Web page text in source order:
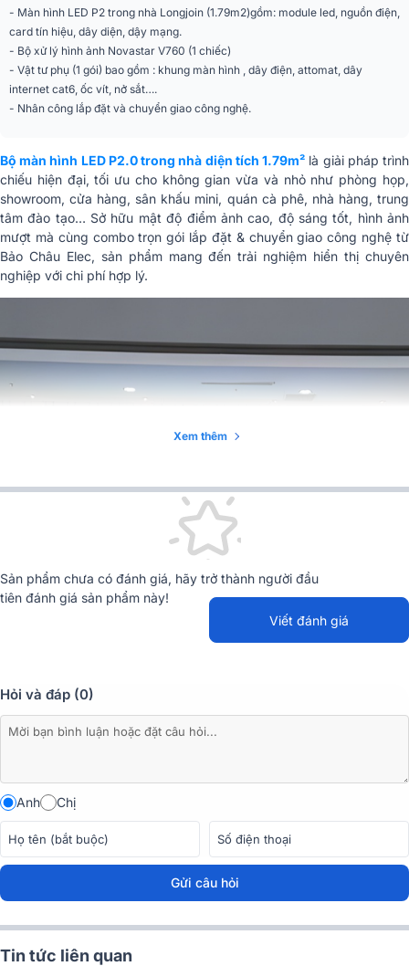
- Màn hình LED P2 trong nhà Longjoin (1.79m2)gồm: module led, nguồn điện,
card tín hiệu, dây diện, dậy mạng.
- Bộ xử lý hình ảnh Novastar V760 (1 chiếc)
- Vật tư phụ (1 gói) bao gồm : khung màn hình , dây điện, attomat, dây
internet cat6, ốc vít, nở sắt….
- Nhân công lắp đặt và chuyển giao công nghệ.
Bộ màn hình LED P2.0 trong nhà diện tích 1.79m² là giải pháp trình
chiếu hiện đại, tối ưu cho không gian vừa và nhỏ như phòng họp,
showroom, cửa hàng, sân khấu mini, quán cà phê, nhà hàng, trung
tâm đào tạo… Sở hữu mật độ điểm ảnh cao, độ sáng tốt, hình ảnh
mượt mà cùng combo trọn gói lắp đặt & chuyển giao công nghệ từ
Bảo Châu Elec, sản phẩm mang đến trải nghiệm hiển thị chuyên
nghiệp với chi phí hợp lý.
Cấu Hình Trọn Gói Bộ Màn Hình LED P2.0 diện tích
1. Màn hình LED P2.0 trong nhà Longjoin
Màn hình LEDP2.0 trong nhà Longjoin sở hữu kích thước1600mm
x 1120mm, tương ứng diện tích hiển thị 1.79m², phù hợp lắp đặt tại
phòng họp, showroom, sân khấu mini, cửa hàng hay khu vực trình
chiếu quảng cáo trong nhà. Thiết kế gọn gàng giúp tối ưu diện tích
nhưng vẫn đảm bảo khả năng hiển thị ấn tượng.
Xem thêm
Sản phẩm chưa có đánh giá, hãy trở thành người đầu
tiên đánh giá sản phẩm này!
Viết đánh giá
Hỏi và đáp (0)
Anh Chị
Gửi câu hỏi
Tin tức liên quan